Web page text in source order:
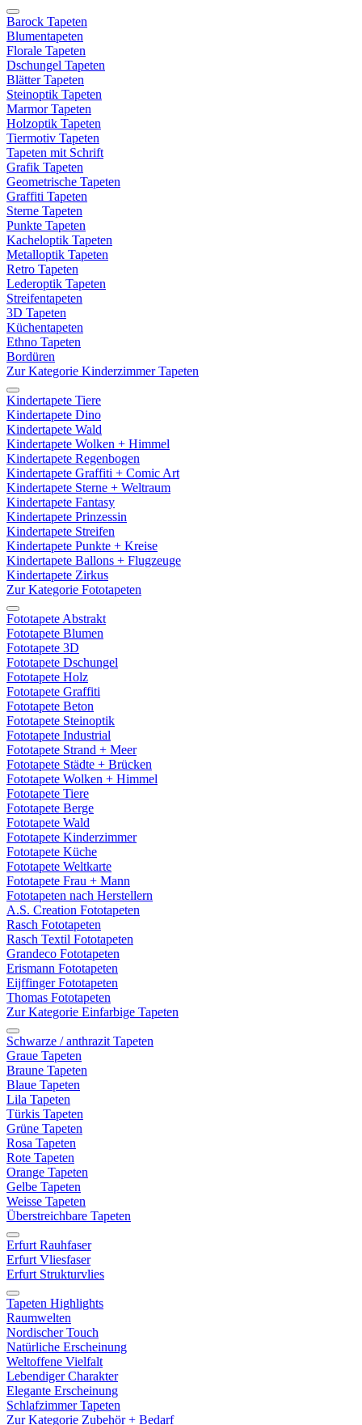
Barock Tapeten
Blumentapeten
Florale Tapeten
Dschungel Tapeten
Blätter Tapeten
Steinoptik Tapeten
Marmor Tapeten
Holzoptik Tapeten
Tiermotiv Tapeten
Tapeten mit Schrift
Grafik Tapeten
Geometrische Tapeten
Graffiti Tapeten
Sterne Tapeten
Punkte Tapeten
Kacheloptik Tapeten
Metalloptik Tapeten
Retro Tapeten
Lederoptik Tapeten
Streifentapeten
3D Tapeten
Küchentapeten
Ethno Tapeten
Bordüren
Zur Kategorie Kinderzimmer Tapeten
Kindertapete Tiere
Kindertapete Dino
Kindertapete Wald
Kindertapete Wolken + Himmel
Kindertapete Regenbogen
Kindertapete Graffiti + Comic Art
Kindertapete Sterne + Weltraum
Kindertapete Fantasy
Kindertapete Prinzessin
Kindertapete Streifen
Kindertapete Punkte + Kreise
Kindertapete Ballons + Flugzeuge
Kindertapete Zirkus
Zur Kategorie Fototapeten
Fototapete Abstrakt
Fototapete Blumen
Fototapete 3D
Fototapete Dschungel
Fototapete Holz
Fototapete Graffiti
Fototapete Beton
Fototapete Steinoptik
Fototapete Industrial
Fototapete Strand + Meer
Fototapete Städte + Brücken
Fototapete Wolken + Himmel
Fototapete Tiere
Fototapete Berge
Fototapete Wald
Fototapete Kinderzimmer
Fototapete Küche
Fototapete Weltkarte
Fototapete Frau + Mann
Fototapeten nach Herstellern
A.S. Creation Fototapeten
Rasch Fototapeten
Rasch Textil Fototapeten
Grandeco Fototapeten
Erismann Fototapeten
Eijffinger Fototapeten
Thomas Fototapeten
Zur Kategorie Einfarbige Tapeten
Schwarze / anthrazit Tapeten
Graue Tapeten
Braune Tapeten
Blaue Tapeten
Lila Tapeten
Türkis Tapeten
Grüne Tapeten
Rosa Tapeten
Rote Tapeten
Orange Tapeten
Gelbe Tapeten
Weisse Tapeten
Überstreichbare Tapeten
Erfurt Rauhfaser
Erfurt Vliesfaser
Erfurt Strukturvlies
Tapeten Highlights
Raumwelten
Nordischer Touch
Natürliche Erscheinung
Weltoffene Vielfalt
Lebendiger Charakter
Elegante Erscheinung
Schlafzimmer Tapeten
Zur Kategorie Zubehör + Bedarf